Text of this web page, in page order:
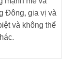
Đông, gia vị và
và không thể